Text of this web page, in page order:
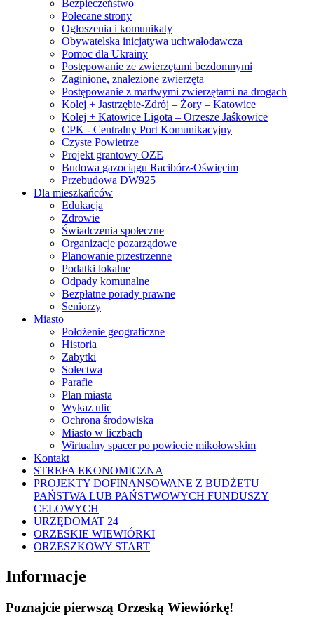
Bezpieczeństwo
Polecane strony
Ogłoszenia i komunikaty
Obywatelska inicjatywa uchwałodawcza
Pomoc dla Ukrainy
Postępowanie ze zwierzętami bezdomnymi
Zaginione, znalezione zwierzęta
Postępowanie z martwymi zwierzętami na drogach
Kolej + Jastrzębie-Zdrój – Żory – Katowice
Kolej + Katowice Ligota – Orzesze Jaśkowice
CPK - Centralny Port Komunikacyjny
Czyste Powietrze
Projekt grantowy OZE
Budowa gazociągu Racibórz-Oświęcim
Przebudowa DW925
Dla mieszkańców
Edukacja
Zdrowie
Świadczenia społeczne
Organizacje pozarządowe
Planowanie przestrzenne
Podatki lokalne
Odpady komunalne
Bezpłatne porady prawne
Seniorzy
Miasto
Położenie geograficzne
Historia
Zabytki
Sołectwa
Parafie
Plan miasta
Wykaz ulic
Ochrona środowiska
Miasto w liczbach
Wirtualny spacer po powiecie mikołowskim
Kontakt
STREFA EKONOMICZNA
PROJEKTY DOFINANSOWANE Z BUDŻETU
PAŃSTWA LUB PAŃSTWOWYCH FUNDUSZY
CELOWYCH
URZĘDOMAT 24
ORZESKIE WIEWIÓRKI
ORZESZKOWY START
Informacje
Poznajcie pierwszą Orzeską Wiewiórkę!